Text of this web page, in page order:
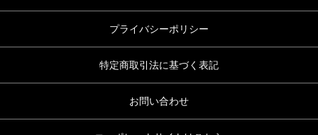
プライバシーポリシー
特定商取引法に基づく表記
お問い合わせ